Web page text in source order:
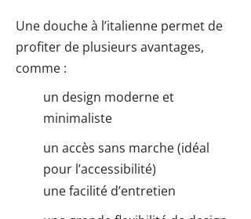
Une douche à l’italienne permet de
profiter de plusieurs avantages,
comme :
un design moderne et
minimaliste
un accès sans marche (idéal
pour l’accessibilité)
une facilité d’entretien